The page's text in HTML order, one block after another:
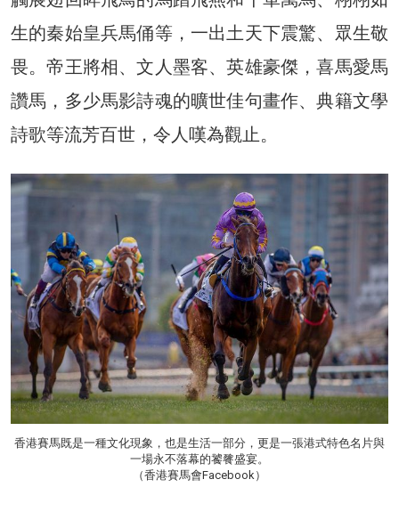
生的秦始皇兵馬俑等，一出土天下震驚、眾生敬
畏。帝王將相、文人墨客、英雄豪傑，喜馬愛馬
讚馬，多少馬影詩魂的曠世佳句畫作、典籍文學
詩歌等流芳百世，令人嘆為觀止。
香港賽馬既是一種文化現象，也是生活一部分，更是一張港式特色名片與
一場永不落幕的饕餮盛宴。
（香港賽馬會Facebook）